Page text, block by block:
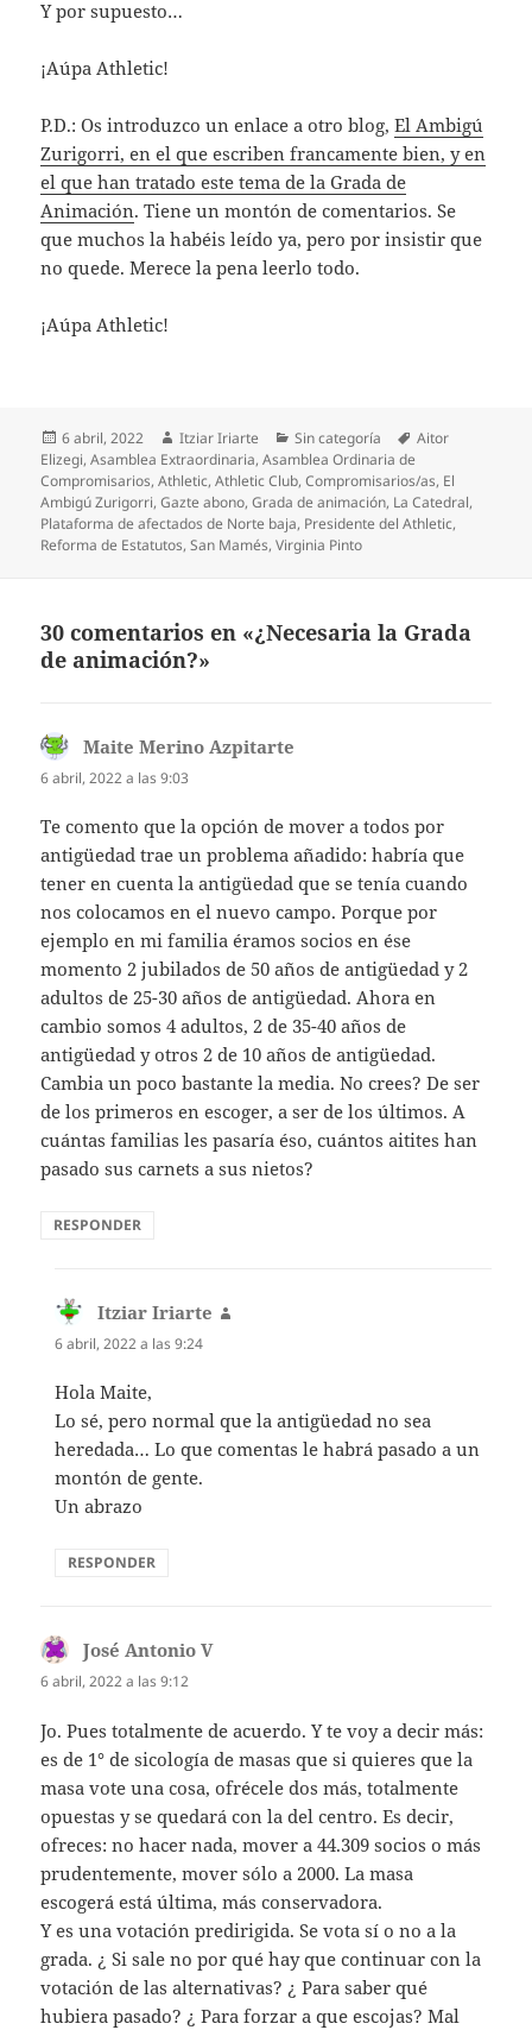
Y por supuesto…
¡Aúpa Athletic!
P.D.: Os introduzco un enlace a otro blog,El Ambigú
Zurigorri, en el que escriben francamente bien, y en
el que han tratado este tema de la Grada de
Animación. Tiene un montón de comentarios. Se
que muchos la habéis leído ya, pero por insistir que
no quede. Merece la pena leerlo todo.
¡Aúpa Athletic!
Publicado
el
6 abril, 2022 Autor
Itziar Iriarte Categorías
Sin categoría Etiquetas
Aitor
Elizegi,Asamblea Extraordinaria,Asamblea Ordinaria de
Compromisarios,Athletic,Athletic Club,Compromisarios/as, El
Ambigú Zurigorri,Gazte abono,Grada de animación, La Catedral,
Plataforma de afectados de Norte baja, Presidente del Athletic,
Reforma de Estatutos,San Mamés,Virginia Pinto
30 comentarios en «¿Necesaria la Grada
de animación?»
Maite Merino Azpitarte
6 abril, 2022 a las 9:03
Te comento que la opción de mover a todos por
antigüedad trae un problema añadido: habría que
tener en cuenta la antigüedad que se tenía cuando
nos colocamos en el nuevo campo. Porque por
ejemplo en mi familia éramos socios en ése
momento 2 jubilados de 50 años de antigüedad y 2
adultos de 25-30 años de antigüedad. Ahora en
cambio somos 4 adultos, 2 de 35-40 años de
antigüedad y otros 2 de 10 años de antigüedad.
Cambia un poco bastante la media. No crees? De ser
de los primeros en escoger, a ser de los últimos. A
cuántas familias les pasaría éso, cuántos aitites han
pasado sus carnets a sus nietos?
RESPONDER
Itziar Iriarte
6 abril, 2022 a las 9:24
Hola Maite,
Lo sé, pero normal que la antigüedad no sea
heredada… Lo que comentas le habrá pasado a un
montón de gente.
Un abrazo
RESPONDER
José Antonio Vdice:
6 abril, 2022 a las 9:12
Jo. Pues totalmente de acuerdo. Y te voy a decir más:
es de 1° de sicología de masas que si quieres que la
masa vote una cosa, ofrécele dos más, totalmente
opuestas y se quedará con la del centro. Es decir,
ofreces: no hacer nada, mover a 44.309 socios o más
prudentemente, mover sólo a 2000. La masa
escogerá está última, más conservadora.
Y es una votación predirigida. Se vota sí o no a la
grada. ¿ Si sale no por qué hay que continuar con la
votación de las alternativas? ¿ Para saber qué
hubiera pasado? ¿ Para forzar a que escojas? Mal